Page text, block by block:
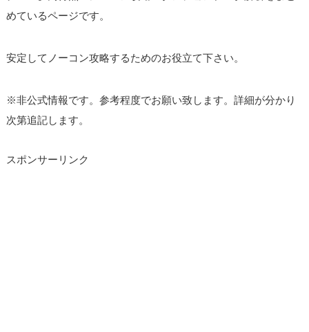
めているページです。
安定してノーコン攻略するためのお役立て下さい。
※非公式情報です。参考程度でお願い致します。詳細が分かり
次第追記します。
スポンサーリンク